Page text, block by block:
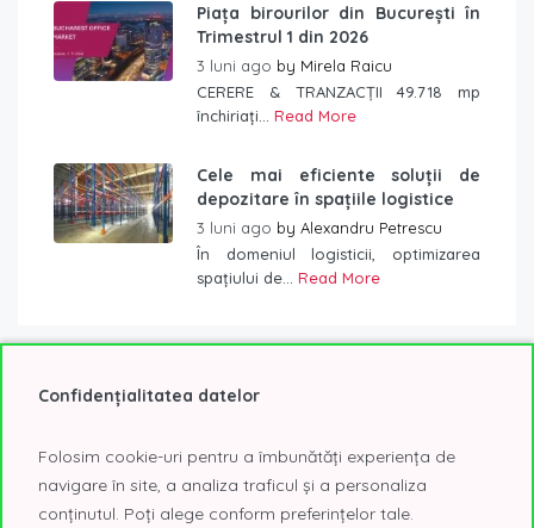
Piața birourilor din București în
Trimestrul 1 din 2026
3 luni ago by Mirela Raicu
CERERE & TRANZACȚII 49.718 mp
închiriați... Read More
Cele mai eficiente soluții de
depozitare în spațiile logistice
3 luni ago by Alexandru Petrescu
În domeniul logisticii, optimizarea
spațiului de... Read More
Etichete
AFI Tech Park
birouri
birouri Bucuresti
birouri clasa A
Confidențialitatea datelor
Folosim cookie-uri pentru a îmbunătăți experiența de
navigare în site, a analiza traficul și a personaliza
conținutul. Poți alege conform preferințelor tale.